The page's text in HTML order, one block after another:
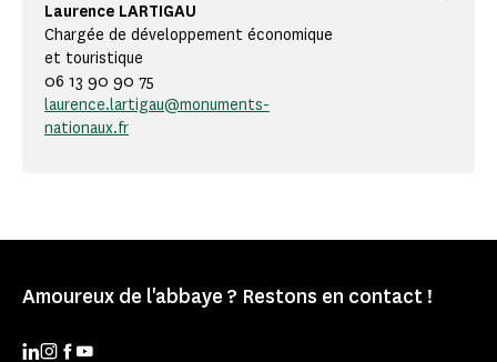
Laurence LARTIGAU
Chargée de développement économique
et touristique
06 13 90 90 75
laurence.lartigau@monuments-
nationaux.fr
Amoureux de l'abbaye ? Restons en contact !